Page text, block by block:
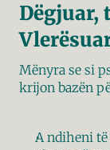
Dëgjuar,
Mënyra se si
krijon bazën
A ndiheni